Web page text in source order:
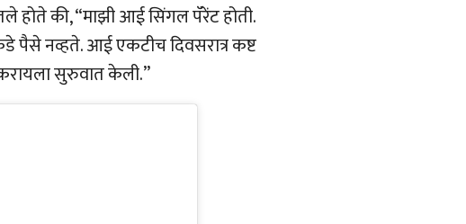
होते की, “माझी आई सिंगल पॅरेंट होती.
पैसे नव्हते. आई एकटीच दिवसरात्र कष्ट
करायला सुरुवात केली.”